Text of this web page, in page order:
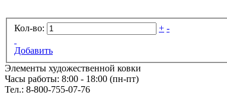
Кол-во: + -
Добавить
Элементы художественной ковки
Часы работы: 8:00 - 18:00 (пн-пт)
Тел.: 8-800-755-07-76